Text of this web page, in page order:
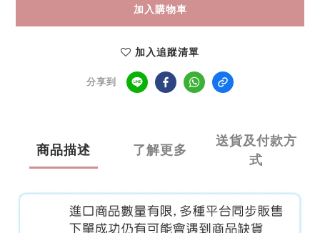
加入購物車
加入追蹤清單
分享到
商品描述 了解更多
送貨及付款方
式